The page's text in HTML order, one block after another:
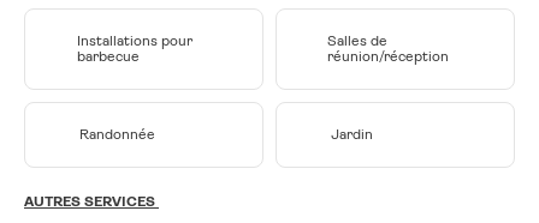
Installations pour
barbecue
Salles de
réunion/réception
Randonnée Jardin
AUTRES SERVICES